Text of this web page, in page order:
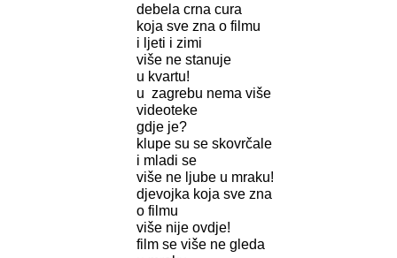
debela crna cura
koja sve zna o filmu
i ljeti i zimi
više ne stanuje
u kvartu!
u zagrebu nema više
videoteke
gdje je?
klupe su se skovrčale
i mladi se
više ne ljube u mraku!
djevojka koja sve zna
o filmu
više nije ovdje!
film se više ne gleda